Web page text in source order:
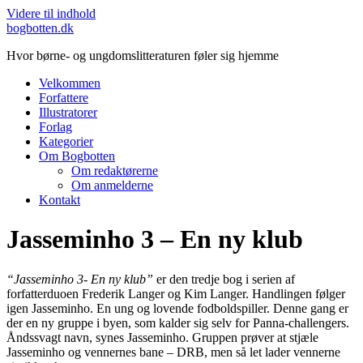
Videre til indhold
bogbotten.dk
Hvor børne- og ungdomslitteraturen føler sig hjemme
Velkommen
Forfattere
Illustratorer
Forlag
Kategorier
Om Bogbotten
Om redaktørerne
Om anmelderne
Kontakt
Jasseminho 3 – En ny klub
“Jasseminho 3- En ny klub” er den tredje bog i serien af
forfatterduoen Frederik Langer og Kim Langer. Handlingen følger
igen Jasseminho. En ung og lovende fodboldspiller. Denne gang er
der en ny gruppe i byen, som kalder sig selv for Panna-challengers.
Åndssvagt navn, synes Jasseminho. Gruppen prøver at stjæle
Jasseminho og vennernes bane – DRB, men så let lader vennerne